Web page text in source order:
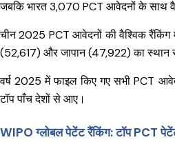
जबकि भारत 3,070 PCT आवेदनों के साथ
चीन 2025 PCT आवेदनों की वैश्विक
(52,617) और जापान (47,922) का स्थान
वर्ष 2025 में फाइल किए गए सभी PCT
टॉप पाँच देशों से आए।
WIPO ग्लोबल पेटेंट रैंकिंग: टॉप PCT